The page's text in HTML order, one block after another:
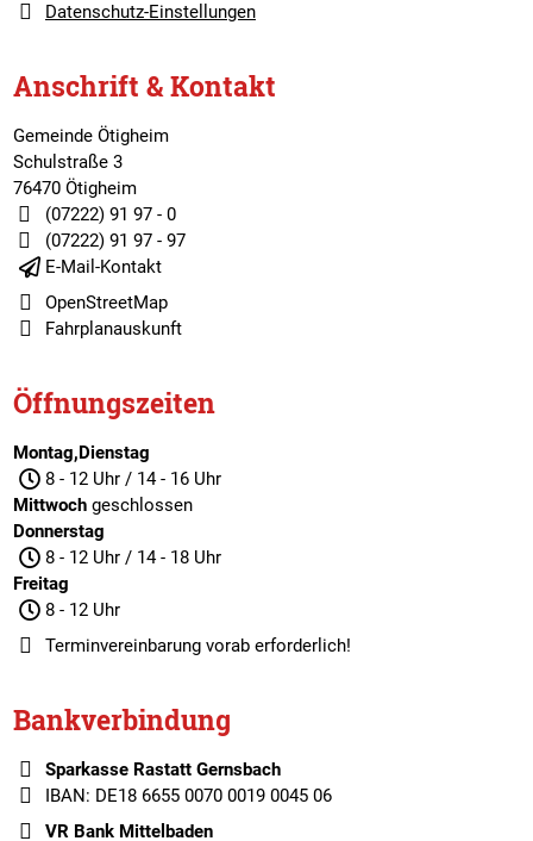
Datenschutz-Einstellungen
Anschrift & Kontakt
Gemeinde Ötigheim
Schulstraße 3
76470 Ötigheim
(07222) 91 97 - 0
(07222) 91 97 - 97
E-Mail-Kontakt
OpenStreetMap
Fahrplanauskunft
Öffnungszeiten
Montag,Dienstag
8 - 12 Uhr / 14 - 16 Uhr
Mittwochgeschlossen
Donnerstag
8 - 12 Uhr / 14 - 18 Uhr
Freitag
8 - 12 Uhr
Terminvereinbarungvorab erforderlich!
Bankverbindung
Sparkasse Rastatt Gernsbach
IBAN: DE18 6655 0070 0019 0045 06
VR Bank Mittelbaden